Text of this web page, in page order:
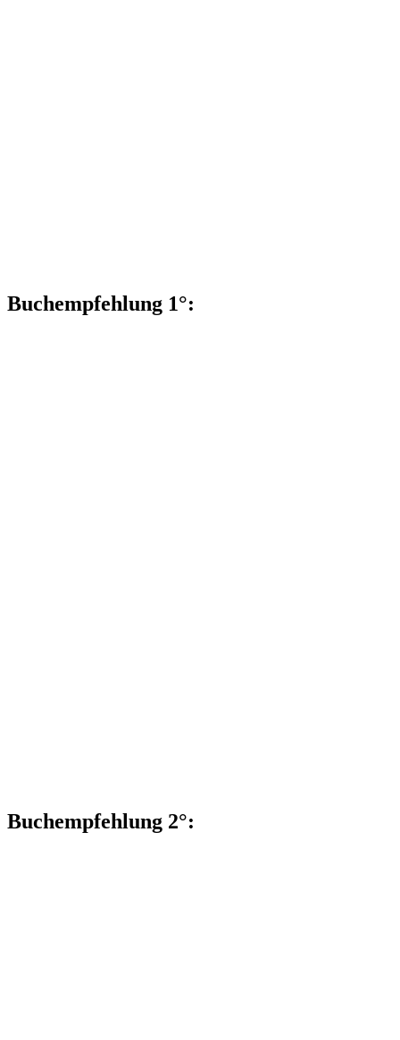
Buchempfehlung 1°:
Buchempfehlung 2°: